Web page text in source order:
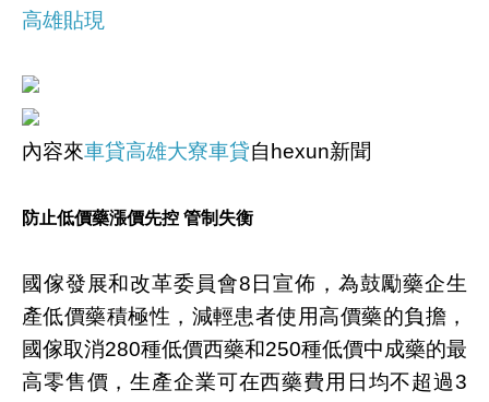
高雄貼現
內容來車貸高雄大寮車貸自hexun新聞
防止低價藥漲價先控 管制失衡
國傢發展和改革委員會8日宣佈，為鼓勵藥企生
產低價藥積極性，減輕患者使用高價藥的負擔，
國傢取消280種低價西藥和250種低價中成藥的最
高零售價，生產企業可在西藥費用日均不超過3